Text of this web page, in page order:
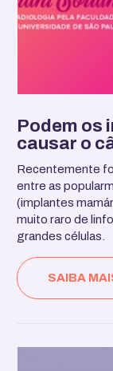
Podem os
causar o
Recentemente
entre as
(implantes
muito raro de
grandes células.
SAIBA